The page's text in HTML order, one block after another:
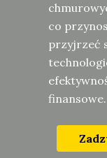
co
przyjrzeć
finansowe.